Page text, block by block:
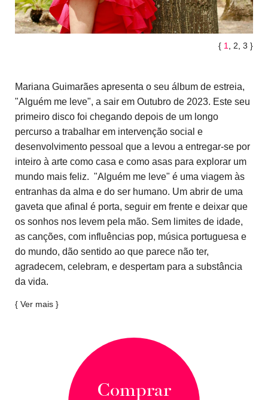
{ 1 2 3 }
Mariana Guimarães apresenta o seu álbum de estreia,
"Alguém me leve", a sair em Outubro de 2023. Este seu
primeiro disco foi chegando depois de um longo
percurso a trabalhar em intervenção social e
desenvolvimento pessoal que a levou a entregar-se por
inteiro à arte como casa e como asas para explorar um
mundo mais feliz. "Alguém me leve" é uma viagem às
entranhas da alma e do ser humano. Um abrir de uma
gaveta que afinal é porta, seguir em frente e deixar que
os sonhos nos levem pela mão. Sem limites de idade,
as canções, com influências pop, música portuguesa e
do mundo, dão sentido ao que parece não ter,
agradecem, celebram, e despertam para a substância
da vida.
{ Ver mais }
Comprar